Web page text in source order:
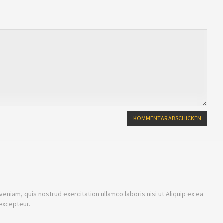
quis nostrud exercitation ullamco laboris nisi ut Aliquip ex ea